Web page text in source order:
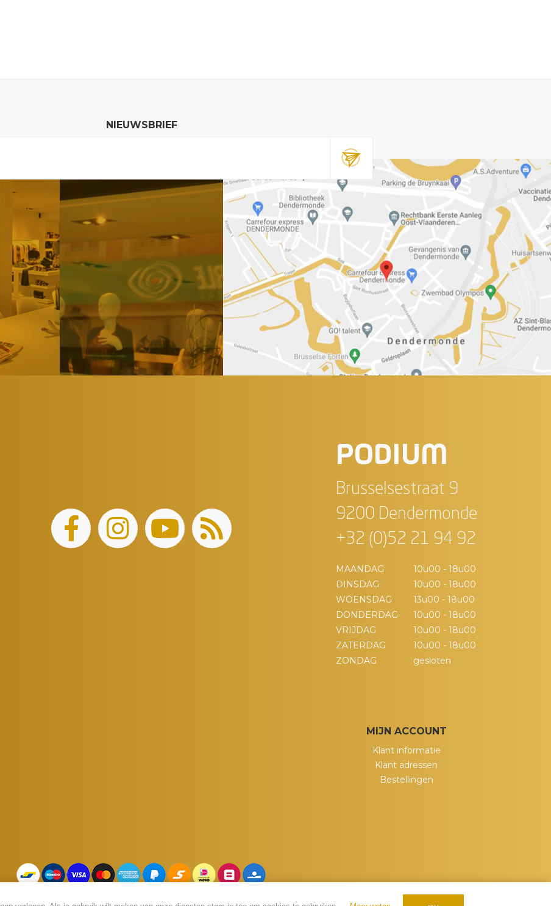
NIEUWSBRIEF
PODIUM
Brusselsestraat 9
9200 Dendermonde
+32 (0)52 21 94 92
MAANDAG
10u00 - 18u00
DINSDAG
10u00 - 18u00
WOENSDAG
13u00 - 18u00
DONDERDAG
10u00 - 18u00
VRIJDAG
10u00 - 18u00
ZATERDAG
10u00 - 18u00
ZONDAG
gesloten
MIJN ACCOUNT
Klant informatie
Klant adressen
Bestellingen